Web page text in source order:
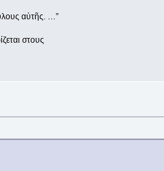
αὐτῆς. …”
στους